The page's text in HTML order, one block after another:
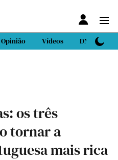
Opinião Vídeos DN Sport
os três
tornar a
mais rica